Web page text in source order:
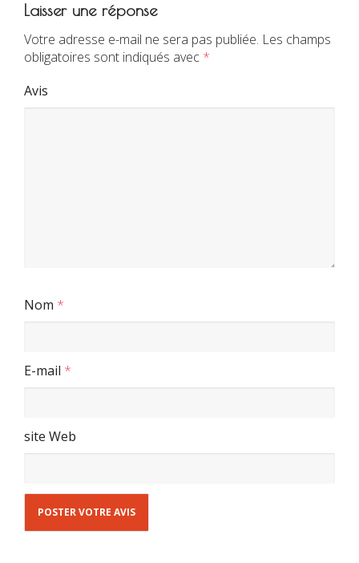
Laisser une réponse
Votre adresse e-mail ne sera pas publiée. Les champs
obligatoires sont indiqués avec *
Avis
Nom *
E-mail *
site Web